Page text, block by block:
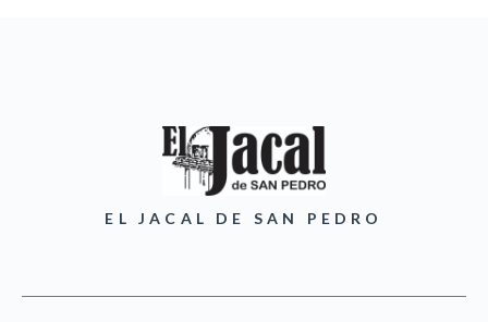
EL JACAL DE SAN PEDRO